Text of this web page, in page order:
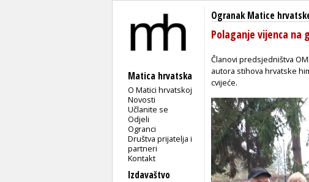
Matica hrvatska
O Matici hrvatskoj
Novosti
Učlanite se
Odjeli
Ogranci
Društva prijatelja i
partneri
Kontakt
Izdavaštvo
Ogranak Matice
Polaganje vijenca na
Članovi predsjedništva
autora stihova hrvatske
cvijeće.